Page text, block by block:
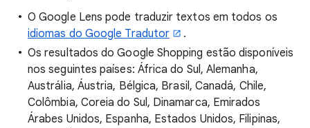
O Google Lens pode traduzir textos em todos os
idiomas do Google Tradutor
.
Os resultados do Google Shopping estão disponíveis
nos seguintes países: África do Sul, Alemanha,
Austrália, Áustria, Bélgica, Brasil, Canadá, Chile,
Colômbia, Coreia do Sul, Dinamarca, Emirados
Árabes Unidos, Espanha, Estados Unidos, Filipinas,